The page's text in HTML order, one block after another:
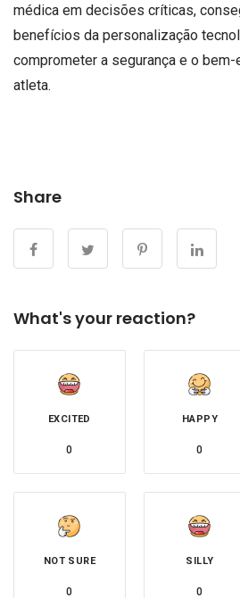
médica em decisões críticas,
benefícios da personalização
comprometer a segurança e o
atleta.
Share
What's your reaction?
EXCITED
0
HAPPY
0
NOT SURE
0
SILLY
0